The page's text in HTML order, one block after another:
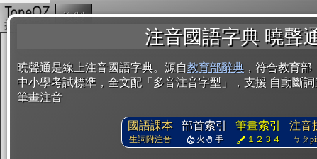
注音國語字典 曉聲
曉聲通是線上注音國語字典。源自教育部辭典 ，符合教育
中小學考試標準，全文配「多音注音字型」，支援 自動斷
筆畫注音
國語課本
生詞附注音
部首索引
火 手
筆畫索引
１２３４
注音
ㄅㄆ
複製